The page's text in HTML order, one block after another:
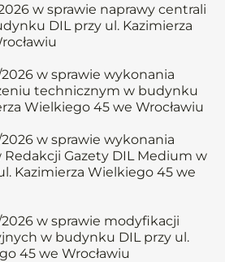
w sprawie naprawy centrali
DIL przy ul. Kazimierza
2026 w sprawie wykonania
technicznym w budynku
Wielkiego 45 we Wrocławiu
2026 w sprawie wykonania
Gazety DIL Medium w
Kazimierza Wielkiego 45 we
2026 w sprawie modyfikacji
w budynku DIL przy ul.
45 we Wrocławiu